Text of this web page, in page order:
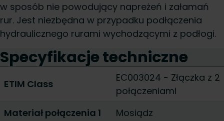
w sposób nie powodujący napreżeń i załamań
rur. Jest niezbędna w przypadku podłączenia
hydraulicznego rurami wychodzącymi z podłogi.
Specyfikacje techniczne
ETIM Class
EC003024 - Złączka z 2
połączeniami
Materiał połączenia 1
Mosiądz